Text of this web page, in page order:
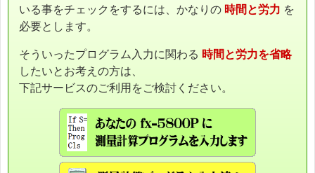
いる事をチェックをするには、かなりの 時間と労力 を
必要とします。
そういったプログラム入力に関わる 時間と労力を省略
したいとお考えの方は、
下記サービスのご利用をご検討ください。